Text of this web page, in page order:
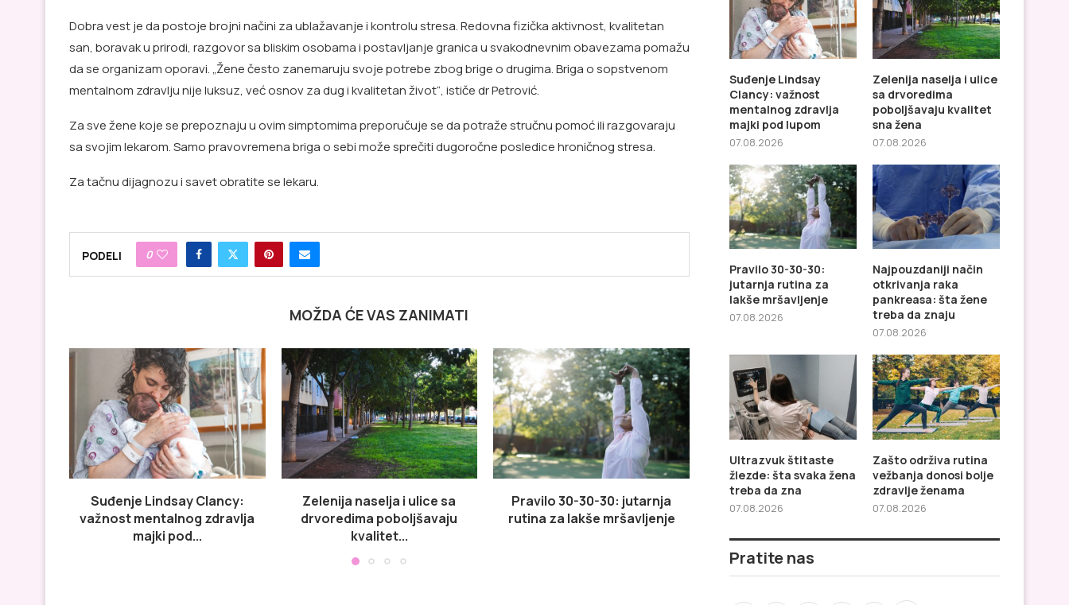
Dobra vest je da postoje brojni načini za ublažavanje i kontrolu stresa. Redovna fizička aktivnost, kvalitetan
san, boravak u prirodi, razgovor sa bliskim osobama i postavljanje granica u svakodnevnim obavezama pomažu
da se organizam oporavi. „Žene često zanemaruju svoje potrebe zbog brige o drugima. Briga o sopstvenom
mentalnom zdravlju nije luksuz, već osnov za dug i kvalitetan život“, ističe dr Petrović.
Za sve žene koje se prepoznaju u ovim simptomima preporučuje se da potraže stručnu pomoć ili razgovaraju
sa svojim lekarom. Samo pravovremena briga o sebi može sprečiti dugoročne posledice hroničnog stresa.
Za tačnu dijagnozu i savet obratite se lekaru.
PODELI 0
MOŽDA ĆE VAS ZANIMATI
Suđenje Lindsay Clancy:
važnost mentalnog zdravlja
majki pod...
Zelenija naselja i ulice sa
drvoredima poboljšavaju
kvalitet...
Pravilo 30-30-30: jutarnja
rutina za lakše mršavljenje
Najpouzdaniji način otkrivanja
treba...
Ultrazvuk štitaste
Suđenje Lindsay
Clancy: važnost
mentalnog zdravlja
majki pod lupom
07.08.2026
Zelenija naselja i ulice
sa drvoredima
poboljšavaju kvalitet
sna žena
07.08.2026
Pravilo 30-30-30:
jutarnja rutina za
lakše mršavljenje
07.08.2026
Najpouzdaniji način
otkrivanja raka
pankreasa: šta žene
treba da znaju
07.08.2026
Ultrazvuk štitaste
žlezde: šta svaka žena
treba da zna
07.08.2026
Zašto održiva rutina
vežbanja donosi bolje
zdravlje ženama
07.08.2026
Pratite nas